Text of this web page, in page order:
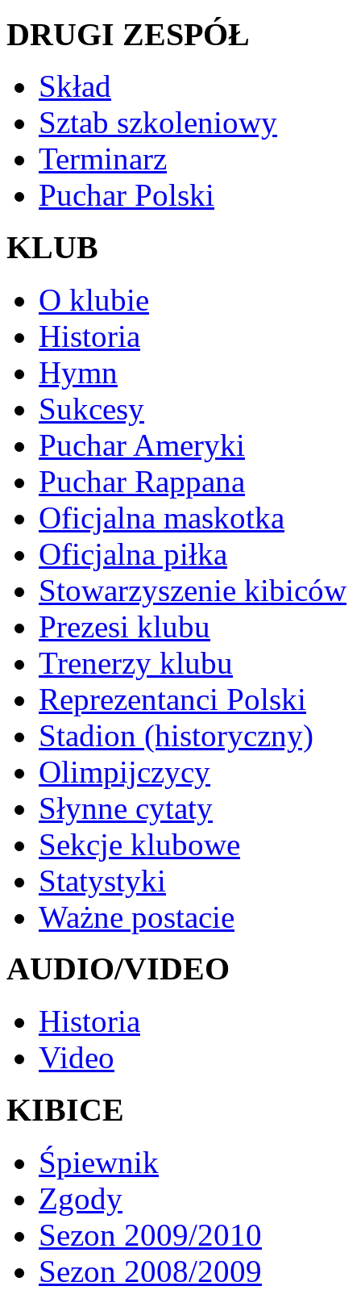
DRUGI ZESPÓŁ
Skład
Sztab szkoleniowy
Terminarz
Puchar Polski
KLUB
O klubie
Historia
Hymn
Sukcesy
Puchar Ameryki
Puchar Rappana
Oficjalna maskotka
Oficjalna piłka
Stowarzyszenie kibiców
Prezesi klubu
Trenerzy klubu
Reprezentanci Polski
Stadion (historyczny)
Olimpijczycy
Słynne cytaty
Sekcje klubowe
Statystyki
Ważne postacie
AUDIO/VIDEO
Historia
Video
KIBICE
Śpiewnik
Zgody
Sezon 2009/2010
Sezon 2008/2009